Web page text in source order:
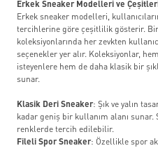
Erkek Sneaker Modelleri ve
Erkek sneaker modelleri,
tercihlerine göre çeşitlilik gösterir.
koleksiyonlarında her zevkten
seçenekler yer alır. Koleksiyonlar,
isteyenlere hem de daha klasik bir
sunar.
Klasik Deri Sneaker: Şık ve yalın
kadar geniş bir kullanım alanı sunar.
renklerde tercih edilebilir.
Fileli Spor Sneaker: Özellikle spor